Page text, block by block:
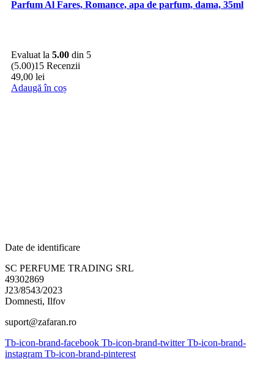
Parfum Al Fares, Romance, apa de parfum, dama, 35ml
Evaluat la 5.00 din 5
(5.00)15 Recenzii
49,00 lei
Adaugă în coș
Date de identificare
SC PERFUME TRADING SRL
49302869
J23/8543/2023
Domnesti, Ilfov
suport@zafaran.ro
Tb-icon-brand-facebook Tb-icon-brand-twitter Tb-icon-brand-
instagram Tb-icon-brand-pinterest